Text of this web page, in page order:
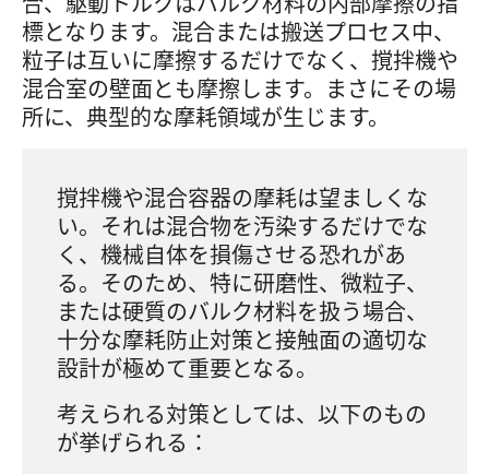
標となります。混合または搬送プロセス中、
粒子は互いに摩擦するだけでなく、撹拌機や
混合室の壁面とも摩擦します。まさにその場
所に、典型的な摩耗領域が生じます。
撹拌機や混合容器の摩耗は望ましくな
い。それは混合物を汚染するだけでな
く、機械自体を損傷させる恐れがあ
る。そのため、特に研磨性、微粒子、
または硬質のバルク材料を扱う場合、
十分な摩耗防止対策と接触面の適切な
設計が極めて重要となる。
考えられる対策としては、以下のもの
が挙げられる：